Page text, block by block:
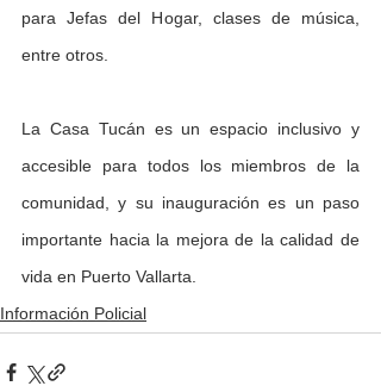
para Jefas del Hogar, clases de música,
entre otros.
La Casa Tucán es un espacio inclusivo y
accesible para todos los miembros de la
comunidad, y su inauguración es un paso
importante hacia la mejora de la calidad de
vida en Puerto Vallarta.
Información Policial